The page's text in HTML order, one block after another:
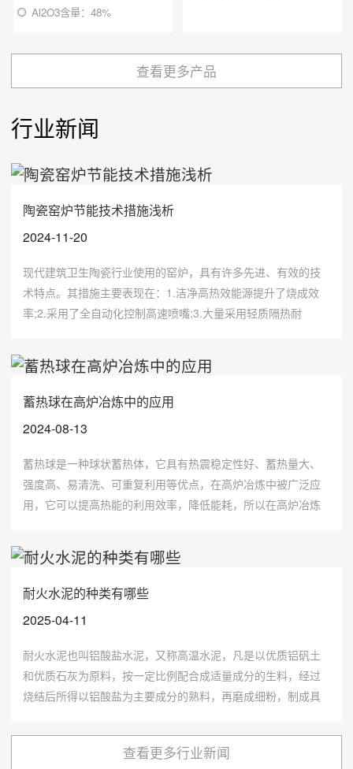
Al2O3含量：48%
查看更多产品
行业新闻
陶瓷窑炉节能技术措施浅析
2024-11-20
现代建筑卫生陶瓷行业使用的窑炉，具有许多先进、有效的技
术特点。其措施主要表现在：1.洁净高热效能源提升了烧成效
率;2.采用了全自动化控制高速喷嘴;3.大量采用轻质隔热耐
蓄热球在高炉冶炼中的应用
2024-08-13
蓄热球是一种球状蓄热体，它具有热震稳定性好、蓄热量大、
强度高、易清洗、可重复利用等优点，在高炉冶炼中被广泛应
用，它可以提高热能的利用效率，降低能耗，所以在高炉冶炼
耐火水泥的种类有哪些
2025-04-11
耐火水泥也叫铝酸盐水泥，又称高温水泥，凡是以优质铝矾土
和优质石灰为原料，按一定比例配合成适量成分的生料，经过
烧结后所得以铝酸盐为主要成分的熟料，再磨成细粉，制成具
查看更多行业新闻